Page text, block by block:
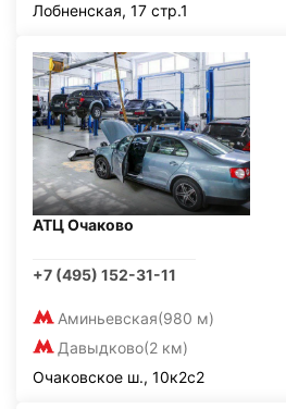
Лобненская, 17 стр.1
АТЦ Очаково
+7 (495) 152-31-11
Аминьевская(980 м)
Давыдково(2 км)
Очаковское ш., 10к2с2